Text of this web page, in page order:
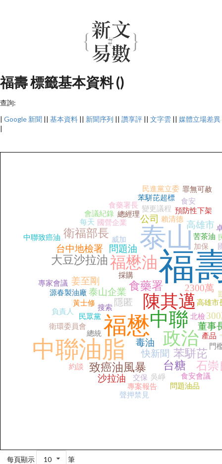
福壽 標籤基本資料 ()
查詢:
| Google 新聞 || 基本資料 || 新聞序列 || 讚享評 || 文字雲 || 媒體立場差異
|
福
泰山
福懋
中聯油脂
中聯
政治
陳其邁
福懋油
台糖
苯駢芘
致癌油風暴
衛福部長
食藥署
石崇
大豆沙拉油
隱匿
公司
問題油
高雄市
毒油
快新聞
台中地檢署
姜至剛
董事
泰山企業
沙拉油
2300萬
搜索
交保
採購
加保
北檢
國營企業
總統
吳崢
高雄市
民眾黨
每天
源春製油廠
威加
黃士修
賴清德
苦茶油
會議紀錄
產品
專案報告
專家會議
總經理
衛環委員會
食安會議
食藥署長
門
變更議程
問題油品
中聯致癌油
負責人
苯駢芘超標
聲押禁見
民進黨立委
預防性下架
約談
食安
罪無可赦
每頁顯示 10 筆